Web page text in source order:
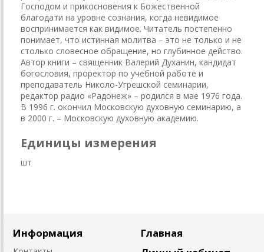
Господом и прикосновения к Божественной
благодати на уровне сознания, когда невидимое
воспринимается как видимое. Читатель постепенно
понимает, что истинная молитва – это не только и не
столько словесное обращение, но глубинное действо.
Автор книги – священник Валерий Духанин, кандидат
богословия, проректор по учебной работе и
преподаватель Николо-Угрешской семинарии,
редактор радио «Радонеж» – родился в мае 1976 года.
В 1996 г. окончил Московскую духовную семинарию, а
в 2000 г. – Московскую духовную академию.
Единицы измерения
шт
Информация
Главная